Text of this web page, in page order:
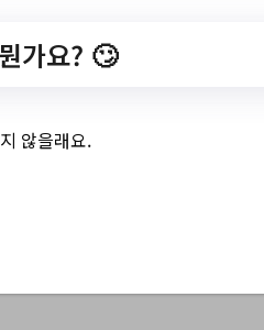
개발사업 추
가요? 🙄
않을래요.